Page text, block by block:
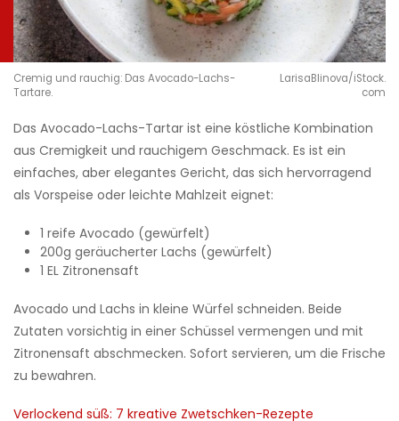
Cremig und rauchig: Das Avocado-Lachs-
Tartare.
LarisaBlinova/iStock.
com
Das Avocado-Lachs-Tartar ist eine köstliche Kombination
aus Cremigkeit und rauchigem Geschmack. Es ist ein
einfaches, aber elegantes Gericht, das sich hervorragend
als Vorspeise oder leichte Mahlzeit eignet:
1 reife Avocado (gewürfelt)
200g geräucherter Lachs (gewürfelt)
1 EL Zitronensaft
Avocado und Lachs in kleine Würfel schneiden. Beide
Zutaten vorsichtig in einer Schüssel vermengen und mit
Zitronensaft abschmecken. Sofort servieren, um die Frische
zu bewahren.
Verlockend süß: 7 kreative Zwetschken-Rezepte